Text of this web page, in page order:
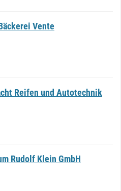
Vente
Reifen und Autotechnik
Rudolf Klein GmbH